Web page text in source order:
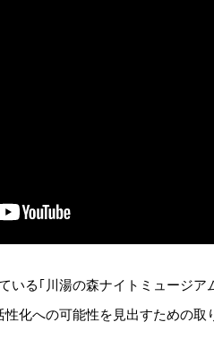
いる｢川湯の森ナイトミュージ
化への可能性を見出すための取